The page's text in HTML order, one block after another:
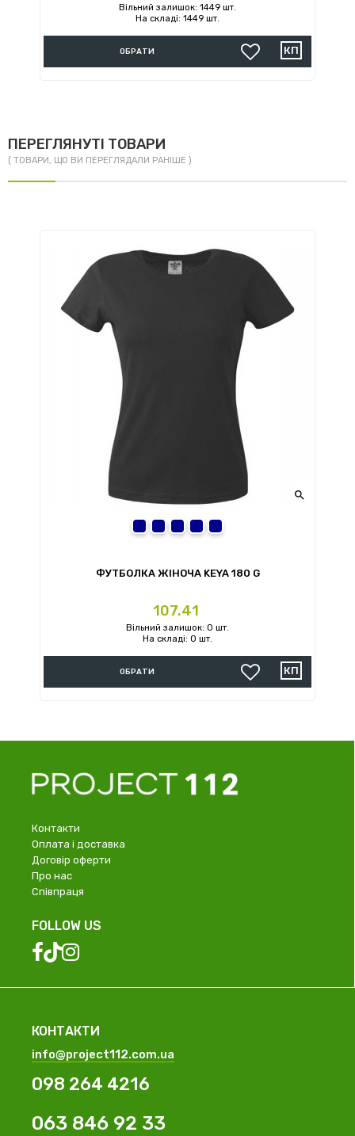
Вільний залишок: 1449 шт.
На складі: 1449 шт.
ОБРАТИ
ПЕРЕГЛЯНУТІ ТОВАРИ
( ТОВАРИ, ЩО ВИ ПЕРЕГЛЯДАЛИ РАНІШЕ )

ФУТБОЛКА ЖІНОЧА KEYA 180 G
Ціна
107.41
Вільний залишок: 0 шт.
На складі: 0 шт.
ОБРАТИ
Контакти
Оплата і доставка
Договір оферти
Про нас
Співпраця
FOLLOW US
КОНТАКТИ
info@project112.com.ua
098 264 4216
063 846 92 33